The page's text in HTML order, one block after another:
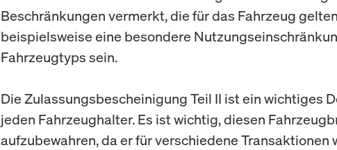
Beschränkungen vermerkt, die für das Fahrzeug
beispielsweise eine besondere
Fahrzeugtyps sein.
Die Zulassungsbescheinigung Teil II ist ein wichtiges
jeden Fahrzeughalter. Es ist wichtig, diesen
aufzubewahren, da er für verschiedene Transaktionen